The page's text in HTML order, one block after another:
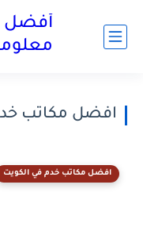
أفضل
افضل مكاتب
افضل مكاتب خدم في الكويت